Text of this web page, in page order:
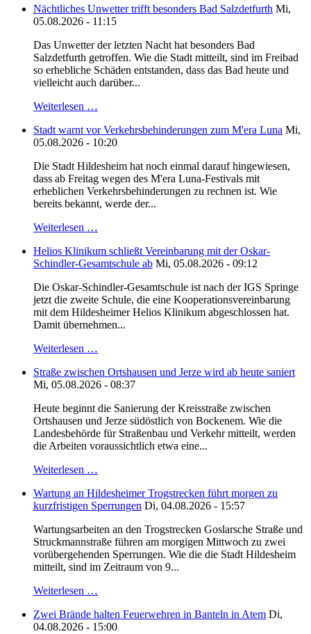
Nächtliches Unwetter trifft besonders Bad Salzdetfurth Mi,
05.08.2026 - 11:15
Das Unwetter der letzten Nacht hat besonders Bad
Salzdetfurth getroffen. Wie die Stadt mitteilt, sind im Freibad
so erhebliche Schäden entstanden, dass das Bad heute und
vielleicht auch darüber...
Weiterlesen …
Stadt warnt vor Verkehrsbehinderungen zum M'era Luna Mi,
05.08.2026 - 10:20
Die Stadt Hildesheim hat noch einmal darauf hingewiesen,
dass ab Freitag wegen des M'era Luna-Festivals mit
erheblichen Verkehrsbehinderungen zu rechnen ist. Wie
bereits bekannt, werde der...
Weiterlesen …
Helios Klinikum schließt Vereinbarung mit der Oskar-
Schindler-Gesamtschule ab Mi, 05.08.2026 - 09:12
Die Oskar-Schindler-Gesamtschule ist nach der IGS Springe
jetzt die zweite Schule, die eine Kooperationsvereinbarung
mit dem Hildesheimer Helios Klinikum abgeschlossen hat.
Damit übernehmen...
Weiterlesen …
Straße zwischen Ortshausen und Jerze wird ab heute saniert
Mi, 05.08.2026 - 08:37
Heute beginnt die Sanierung der Kreisstraße zwischen
Ortshausen und Jerze südöstlich von Bockenem. Wie die
Landesbehörde für Straßenbau und Verkehr mitteilt, werden
die Arbeiten voraussichtlich etwa eine...
Weiterlesen …
Wartung an Hildesheimer Trogstrecken führt morgen zu
kurzfristigen Sperrungen Di, 04.08.2026 - 15:57
Wartungsarbeiten an den Trogstrecken Goslarsche Straße und
Struckmannstraße führen am morgigen Mittwoch zu zwei
vorübergehenden Sperrungen. Wie die die Stadt Hildesheim
mitteilt, sind im Zeitraum von 9...
Weiterlesen …
Zwei Brände halten Feuerwehren in Banteln in Atem Di,
04.08.2026 - 15:00